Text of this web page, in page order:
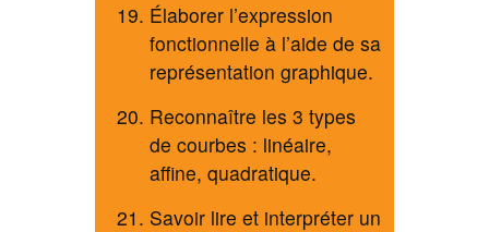
Élaborer l’expression
fonctionnelle à l’aide de sa
représentation graphique.
Reconnaître les 3 types
de courbes : linéaire,
affine, quadratique.
Savoir lire et interpréter un